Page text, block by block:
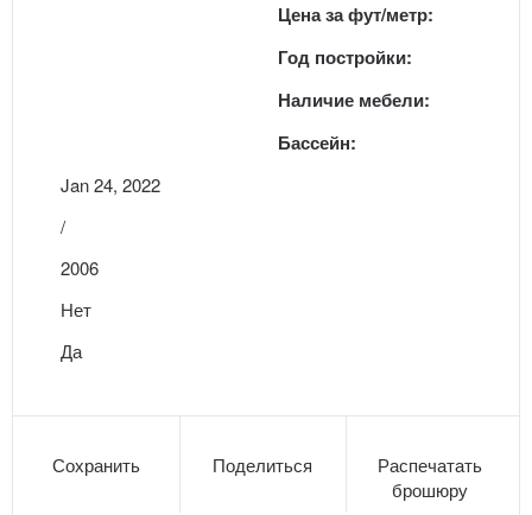
Цена за фут/метр:
Год постройки:
Наличие мебели:
Бассейн:
Jan 24, 2022
/
2006
Нет
Да
Сохранить Поделиться
Распечатать
брошюру